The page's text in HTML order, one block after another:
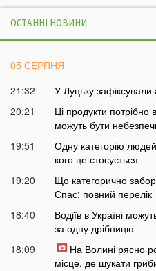
ОСТАННІ НОВИНИ
05 СЕРПНЯ
21:32
У Луцьку
20:21
Ці продукти
можуть бути
19:51
Одну категорію
кого це стосується
19:20
Що категорично
Спас: повний перелік
18:40
Водіїв в Україні
за одну дрібницю
18:09
На Волині рясно
місце, де шукати